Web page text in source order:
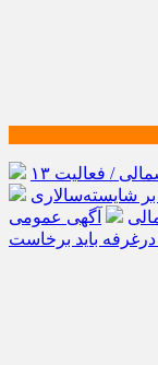
رشد ۲۱ درصدی صدور مجوز رسانه‌ها در خراسان شمالی / فعالیت ۱۳
شایسته‌سالاری
آگهی عمومی
باید برخاست